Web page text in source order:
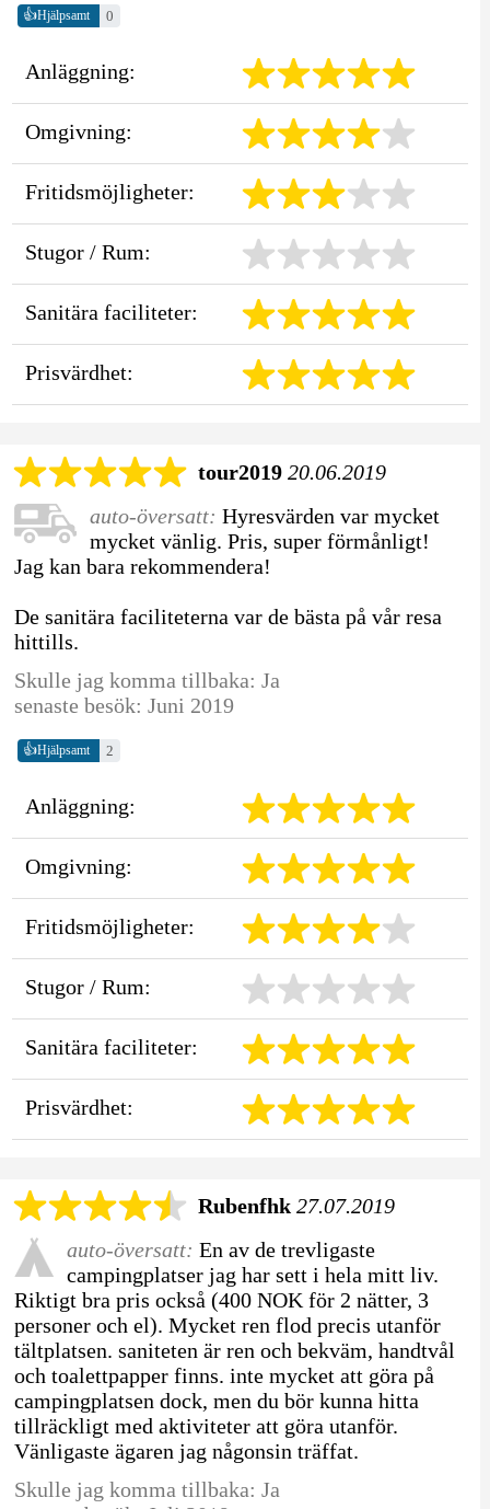
👍Hjälpsamt 0
Anläggning:
Omgivning:
Fritidsmöjligheter:
Stugor / Rum:
Sanitära faciliteter:
Prisvärdhet:
tour2019 20.06.2019
auto-översatt: Hyresvärden var mycket
mycket vänlig. Pris, super förmånligt!
Jag kan bara rekommendera!
De sanitära faciliteterna var de bästa på vår resa
hittills.
Skulle jag komma tillbaka: Ja
senaste besök: Juni 2019
👍Hjälpsamt 2
Anläggning:
Omgivning:
Fritidsmöjligheter:
Stugor / Rum:
Sanitära faciliteter:
Prisvärdhet:
Rubenfhk 27.07.2019
auto-översatt: En av de trevligaste
campingplatser jag har sett i hela mitt liv.
Riktigt bra pris också (400 NOK för 2 nätter, 3
personer och el). Mycket ren flod precis utanför
tältplatsen. saniteten är ren och bekväm, handtvål
och toalettpapper finns. inte mycket att göra på
campingplatsen dock, men du bör kunna hitta
tillräckligt med aktiviteter att göra utanför.
Vänligaste ägaren jag någonsin träffat.
Skulle jag komma tillbaka: Ja